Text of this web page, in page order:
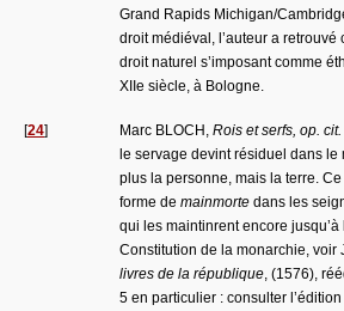
Grand Rapids Michigan/
droit médiéval, l’auteur a retrouvé
droit naturel s’imposant comme
XIIe siècle, à Bologne.
[24] Marc BLOCH, Rois et serfs, op. cit.
le servage devint résiduel dans le
plus la personne, mais la terre.
forme de mainmorte dans les
qui les maintinrent encore
Constitution de la monarchie, voir
livres de la république , (1576),
5 en particulier : consulter l’édition